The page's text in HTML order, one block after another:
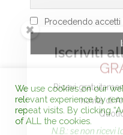
Procedendo
We use cookies on our
relevant experience by
repeat visits. By clicking
of ALL the cookies.
Ricevi
novità di
se non ricevi
nuova iscrizione, il
attive o